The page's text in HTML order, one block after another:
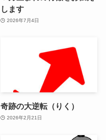
します
2026年7月4日
奇跡の大逆転（りく）
2026年2月21日